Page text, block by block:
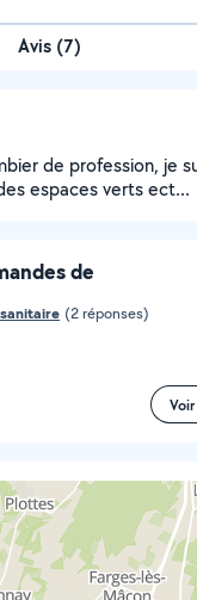
Avis (7)
de profession, je
espaces verts ect...
de
(2 réponses)